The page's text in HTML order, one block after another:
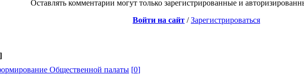
Оставлять комментарии могут только зарегистрированные и
Войти на сайт /Зарегистрироваться
]
Общественной палаты [0]